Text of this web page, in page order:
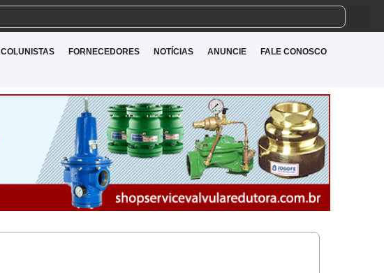
COLUNISTAS FORNECEDORES NOTÍCIAS ANUNCIE FALE CONOSCO